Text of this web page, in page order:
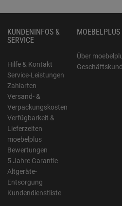
KUNDENINFOS &
SERVICE
Hilfe & Kontakt
Service-Leistungen
Zahlarten
Versand- &
Verpackungskosten
Verfügbarkeit &
Lieferzeiten
moebelplus
Bewertungen
5 Jahre Garantie
Altgeräte-
Entsorgung
Kundendienstliste
MOEBELPLUS
Über